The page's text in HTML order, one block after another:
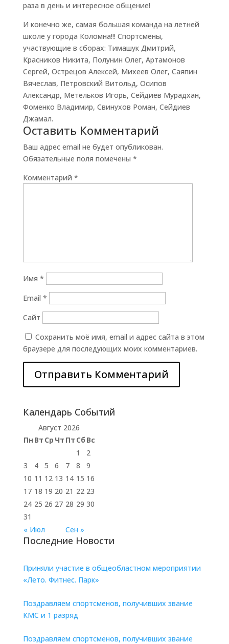
раза в день и интересное общение!
И конечно же, самая большая команда на летней
школе у города Коломна!!! Спортсмены,
участвующие в сборах: Тимашук Дмитрий,
Красников Никита, Полунин Олег, Артамонов
Сергей, Острецов Алексей, Михеев Олег, Саяпин
Вячеслав, Петровский Витольд, Осипов
Александр, Метельков Игорь, Сейдиев Мурадхан,
Фоменко Владимир, Свинухов Роман, Сейдиев
Джамал.
Оставить Комментарий
Ваш адрес email не будет опубликован.
Обязательные поля помечены *
Комментарий *
Имя *
Email *
Сайт
Сохранить моё имя, email и адрес сайта в этом
браузере для последующих моих комментариев.
Календарь Событий
Август 2026
Пн Вт Ср Чт Пт Сб Вс
« Июл Сен »
1
2
3
4 5 6 7 8
9
10 11 12 13 14 15 16
17 18 19 20 21 22 23
24 25 26 27 28 29 30
31
Последние Новости
Приняли участие в общеобластном мероприятии
«Лето. Фитнес. Парк»
Поздравляем спортсменов, получивших звание
КМС и 1 разряд
Поздравляем спортсменов, получивших звание